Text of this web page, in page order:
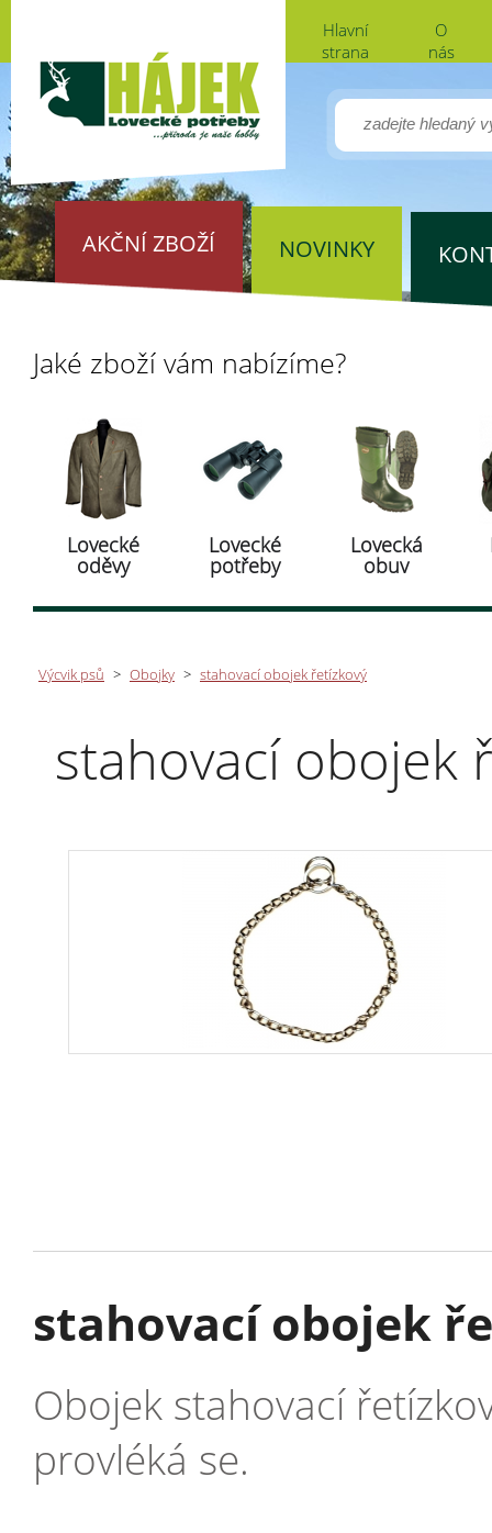
Hlavní
strana
O
nás
AKČNÍ ZBOŽÍ NOVINKY
Jaké zboží vám nabízíme?
Lovecké
oděvy
Lovecké
potřeby
Lovecká
obuv
Výcvik psů > Obojky > stahovací obojek řetízkový
stahovací obojek
stahovací obojek
Obojek stahovací
provléká se.